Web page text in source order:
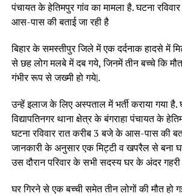
पंचायत के हेतिमपुर गांव का मामला है. घटना
आस-पास की बताई जा रही है
बिहार के समस्तीपुर जिले में एक दर्दनाक हादसे में
से छह लोग मलबे में दब गये, जिनमें तीन बच्चे कि
गंभीर रूप से जख्मी हो गये|.
उन्हें इलाज के लिए अस्पताल में भर्ती कराया गया
विद्यापतिनगर थाना क्षेत्र के बंगराहा पंचायत के
घटना रविवार रात करीब 3 बजे के आस-पास की
जानकारी के अनुसार एक मिट्टी व खपरैल से बना
उस दौरान परिवार के सभी सदस्य घर के अंदर
घर गिरने से एक बच्ची समेत तीन लोगों की मौत हो